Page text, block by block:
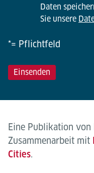
Daten
Sie unsere
*= Pflichtfeld
Eine Publikation von
Zusammenarbeit mit
Cities.